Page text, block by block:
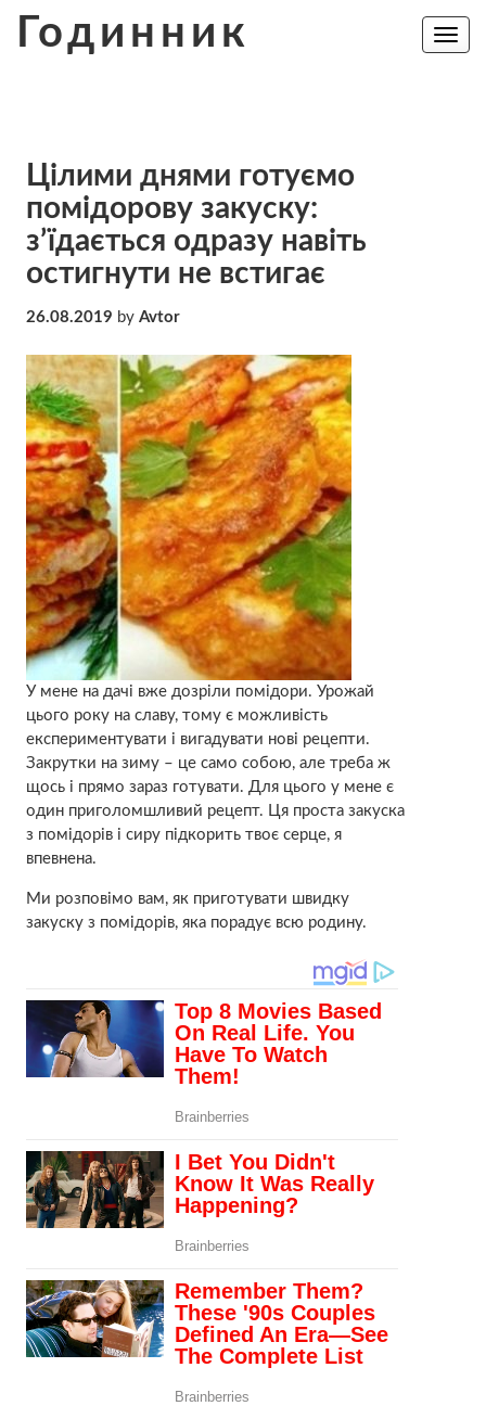
Годинник
Toggle
Цілими днями готуємо
помідорову закуску:
з’їдається одразу навіть
остигнути не встигає
26.08.2019 by Avtor
У мене на дачі вже дозріли помідори. Урожай
цього року на славу, тому є можливість
експериментувати і вигадувати нові рецепти.
Закрутки на зиму – це само собою, але треба ж
щось і прямо зараз готувати. Для цього у мене є
один приголомшливий рецепт. Ця проста закуска
з помідорів і сиру підкорить твоє серце, я
впевнена.
Ми розповімо вам, як приготувати швидку
закуску з помідорів, яка порадує всю родину.